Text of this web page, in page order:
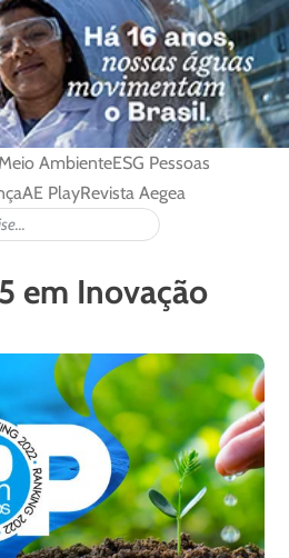
AmbienteESG Pessoas
AE PlayRevista Aegea
em Inovação